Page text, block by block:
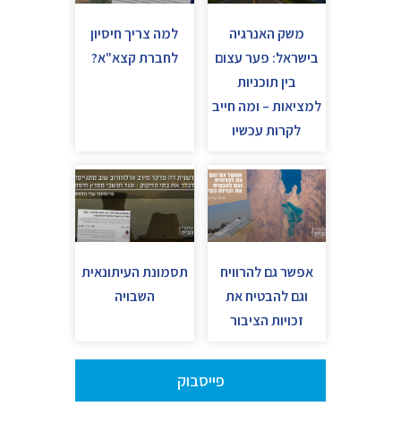
משק האנרגיה
בישראל: פער עצום
בין תוכניות
למציאות – ומה חייב
לקרות עכשיו
למה צריך חיסיון
לחברת קצא"א?
אפשר גם להרוויח
וגם להבטיח את
זכויות הציבור
תסמונת העיתונאית
השבויה
פייסבוק